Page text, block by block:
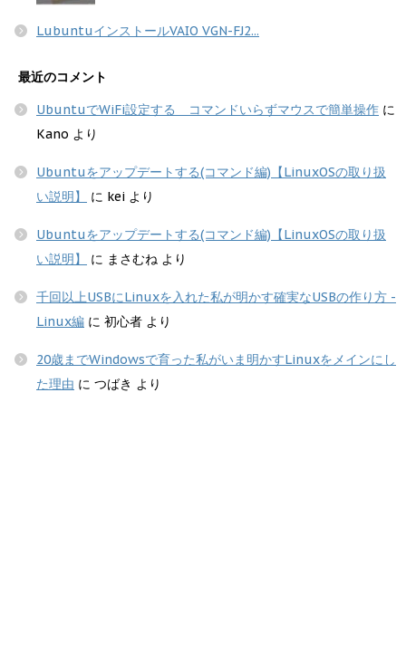
LubuntuインストールVAIO VGN-FJ2...
最近のコメント
UbuntuでWiFi設定する コマンドいらずマウスで簡単操作 に
Kano より
Ubuntuをアップデートする(コマンド編)【LinuxOSの取り扱
い説明】
に kei より
Ubuntuをアップデートする(コマンド編)【LinuxOSの取り扱
い説明】
に まさむね より
千回以上USBにLinuxを入れた私が明かす確実なUSBの作り方 -
Linux編 に 初心者 より
20歳までWindowsで育った私がいま明かすLinuxをメインにし
た理由 に つばき より